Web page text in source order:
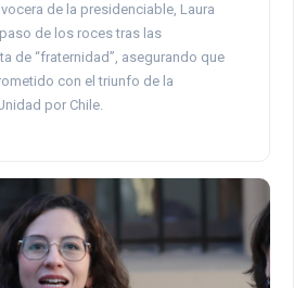
de la presidenciable, Laura
de los roces tras las
de “fraternidad”, asegurando que
con el triunfo de la
por Chile.